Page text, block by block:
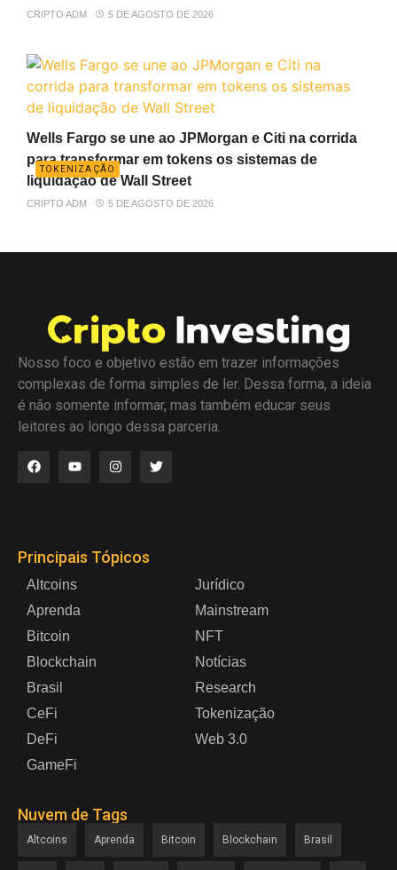
CRIPTO ADM 5 DE AGOSTO DE 2026
TOKENIZAÇÃO
Wells Fargo se une ao JPMorgan e Citi na corrida
para transformar em tokens os sistemas de
liquidação de Wall Street
CRIPTO ADM 5 DE AGOSTO DE 2026
Nosso foco e objetivo estão em trazer informações
complexas de forma simples de ler. Dessa forma, a ideia
é não somente informar, mas também educar seus
leitores ao longo dessa parceria.
Principais Tópicos
Altcoins
Aprenda
Bitcoin
Blockchain
Brasil
CeFi
DeFi
GameFi
Jurídico
Mainstream
NFT
Notícias
Research
Tokenização
Web 3.0
Nuvem de Tags
Altcoins Aprenda Bitcoin Blockchain Brasil